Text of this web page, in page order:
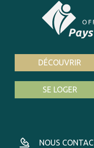
DÉCOUVRIR
SE LOGER
NOUS